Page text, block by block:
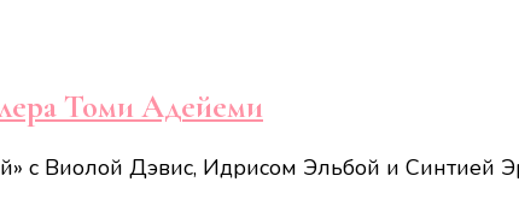
Томи Адейеми
с Виолой Дэвис, Идрисом Эльбой и Синтией